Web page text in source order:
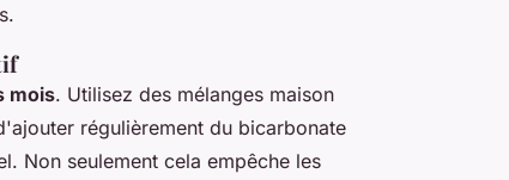
mois. Utilisez des mélanges maison
régulièrement du bicarbonate
Non seulement cela empêche les